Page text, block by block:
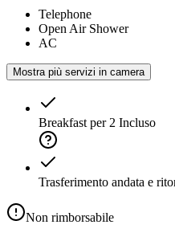
Telephone
Open Air Shower
AC
Mostra più servizi in camera
Breakfast per 2 Incluso
Trasferimento andata e
Non rimborsabile